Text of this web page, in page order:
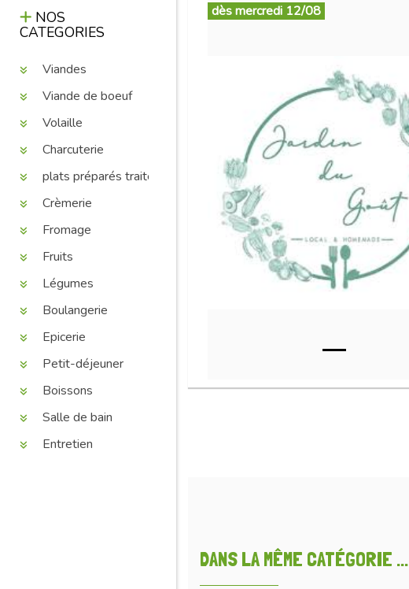
NOS
CATEGORIES
Viandes
Viande de boeuf
Volaille
Charcuterie
plats préparés traiteur
Crèmerie
Fromage
Fruits
Légumes
Boulangerie
Epicerie
Petit-déjeuner
Boissons
Salle de bain
Entretien
dès mercredi 12/08
DANS LA MÊME CATÉGORIE ...